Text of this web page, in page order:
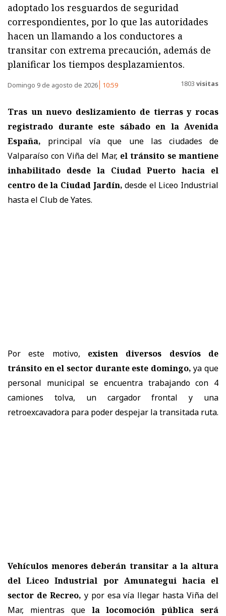
adoptado los resguardos de seguridad
correspondientes, por lo que las autoridades
hacen un llamando a los conductores a
transitar con extrema precaución, además de
planificar los tiempos desplazamientos.
Domingo 9 de agosto de 2026 10:59 1803 visitas
Tras un nuevo deslizamiento de tierras y rocas
registrado durante este sábado en la Avenida
España, principal vía que une las ciudades de
Valparaíso con Viña del Mar, el tránsito se mantiene
inhabilitado desde la Ciudad Puerto hacia el
centro de la Ciudad Jardín, desde el Liceo Industrial
hasta el Club de Yates.
Por este motivo, existen diversos desvíos de
tránsito en el sector durante este domingo, ya que
personal municipal se encuentra trabajando con 4
camiones tolva, un cargador frontal y una
retroexcavadora para poder despejar la transitada ruta.
Vehículos menores deberán transitar a la altura
del Liceo Industrial por Amunategui hacia el
sector de Recreo, y por esa vía llegar hasta Viña del
Mar, mientras quela locomoción pública será